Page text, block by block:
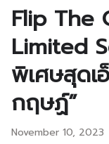
Flip The
Limited
พิเศษสุด
กฤษฏ์”
November 10, 2023